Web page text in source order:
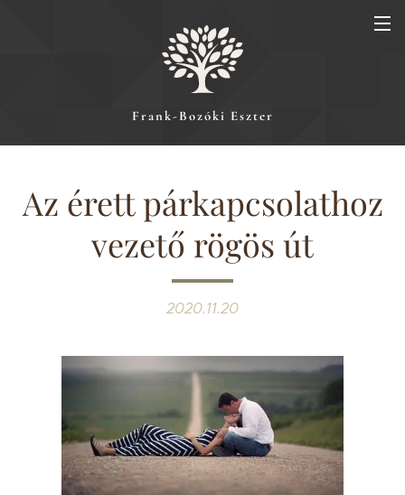
Frank-Bozóki Eszter
Az érett párkapcsolathoz
vezető rögös út
2020.11.20